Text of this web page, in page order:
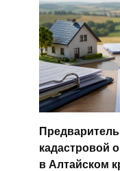
кадастровой
в Алтайском